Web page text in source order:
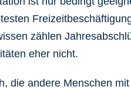
zählen
eher nicht.
die andere Menschen